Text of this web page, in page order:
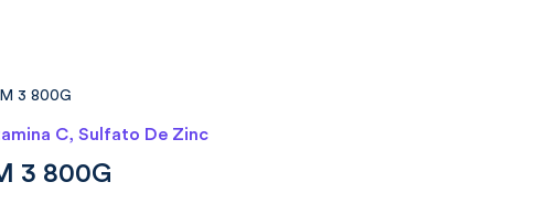
3 800G
C, Sulfato De Zinc
3 800G